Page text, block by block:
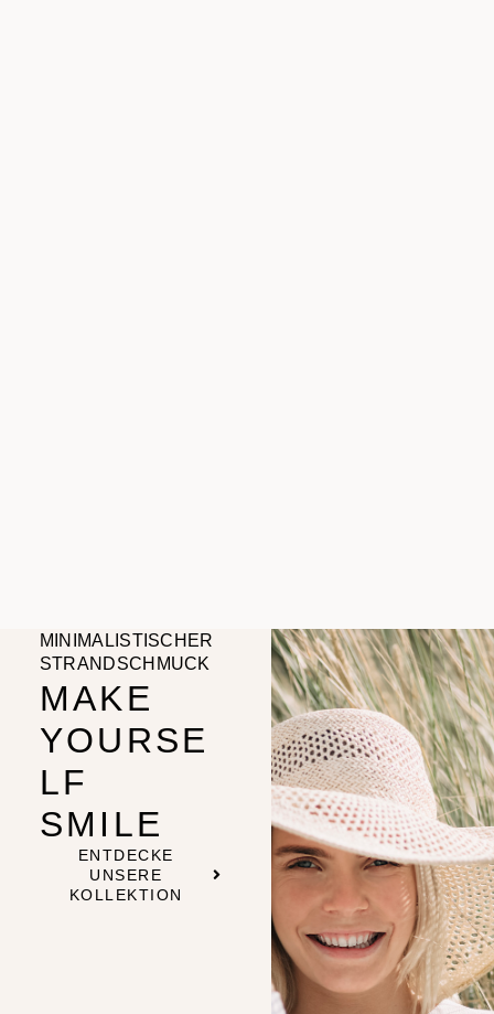
MINIMALISTISCHER
STRANDSCHMUCK
MAKE
YOURSE
LF
SMILE
ENTDECKE
UNSERE
KOLLEKTION